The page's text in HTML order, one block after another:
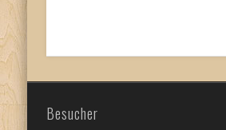
Besucher